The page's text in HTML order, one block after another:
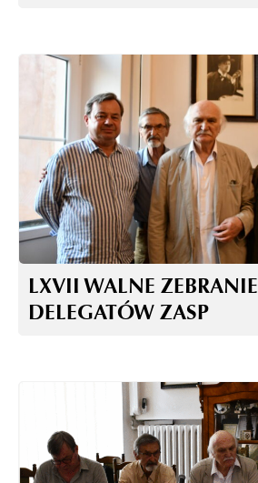
LXVII WALNE ZEBRANIE
DELEGATÓW ZASP